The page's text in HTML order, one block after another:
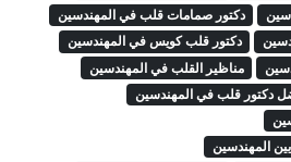
دكتور صمامات قلب في المهندسين
دكتور قلب كويس في المهندسين
مناظير القلب في المهندسين
دكتور قلب في المهندسين
المهندسين